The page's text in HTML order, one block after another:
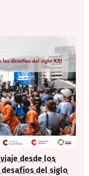
desde los
del siglo